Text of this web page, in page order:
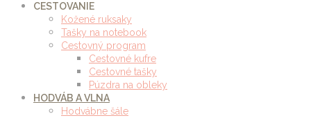
CESTOVANIE
Kožené ruksaky
Tašky na notebook
Cestovný program
Cestovné kufre
Cestovné tašky
Púzdra na obleky
HODVÁB A VLNA
Hodvábne šále